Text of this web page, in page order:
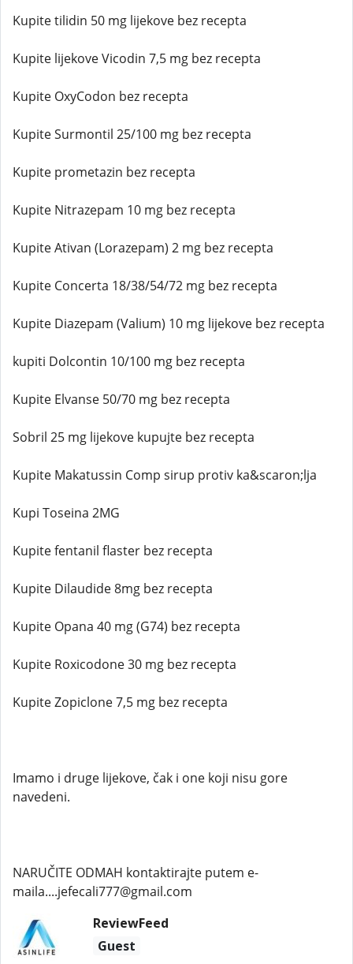
Kupite tilidin 50 mg lijekove bez recepta
Kupite lijekove Vicodin 7,5 mg bez recepta
Kupite OxyCodon bez recepta
Kupite Surmontil 25/100 mg bez recepta
Kupite prometazin bez recepta
Kupite Nitrazepam 10 mg bez recepta
Kupite Ativan (Lorazepam) 2 mg bez recepta
Kupite Concerta 18/38/54/72 mg bez recepta
Kupite Diazepam (Valium) 10 mg lijekove bez recepta
kupiti Dolcontin 10/100 mg bez recepta
Kupite Elvanse 50/70 mg bez recepta
Sobril 25 mg lijekove kupujte bez recepta
Kupite Makatussin Comp sirup protiv ka&scaron;lja
Kupi Toseina 2MG
Kupite fentanil flaster bez recepta
Kupite Dilaudide 8mg bez recepta
Kupite Opana 40 mg (G74) bez recepta
Kupite Roxicodone 30 mg bez recepta
Kupite Zopiclone 7,5 mg bez recepta
Imamo i druge lijekove, čak i one koji nisu gore
navedeni.
NARUČITE ODMAH kontaktirajte putem e-
maila....jefecali777@gmail.com
ReviewFeed
Guest